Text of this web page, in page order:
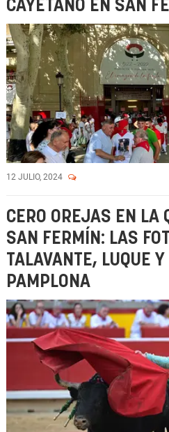
CAYETANO EN SAN
12 JULIO, 2024
CERO OREJAS EN LA
SAN FERMÍN: LAS
TALAVANTE, LUQUE Y
PAMPLONA